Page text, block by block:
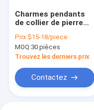
Charmes pendants
de collier de pierre
pendante argentée
de la pierre gemme
2.82g juillet du rubis
Prix:$15-18/piece
MOQ:30 pièces
Trouvez les derniers prix
Contactez